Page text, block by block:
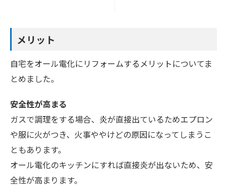
メリット
自宅をオール電化にリフォームするメリットについてま
とめました。
安全性が高まる
ガスで調理をする場合、炎が直接出ているためエプロン
や服に火がつき、火事ややけどの原因になってしまうこ
ともあります。
オール電化のキッチンにすれば直接炎が出ないため、安
全性が高まります。